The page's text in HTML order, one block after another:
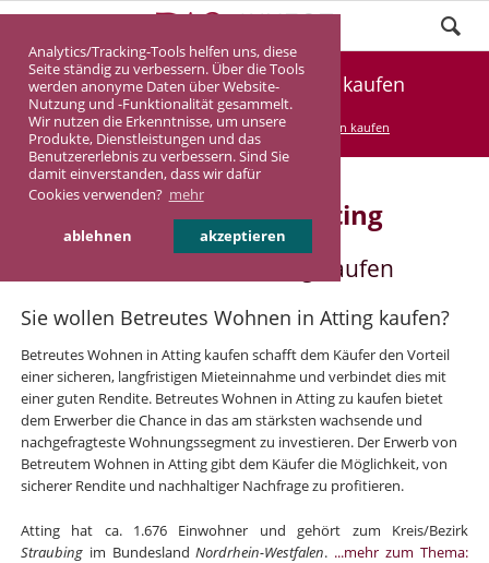
Analytics/Tracking-Tools helfen uns, diese
Seite ständig zu verbessern. Über die Tools
werden anonyme Daten über Website-
Nutzung und -Funktionalität gesammelt.
Wir nutzen die Erkenntnisse, um unsere
Produkte, Dienstleistungen und das
Benutzererlebnis zu verbessern. Sind Sie
damit einverstanden, dass wir dafür
Cookies verwenden? mehr
ablehnen akzeptieren
Betreutes Wohnen in Atting kaufen
DASINVEST Service Betreutes Wohnen kaufen
Betreutes Wohnen in Atting
Betreutes Wohnen in Atting kaufen
Sie wollen Betreutes Wohnen in Atting kaufen?
Betreutes Wohnen in Atting kaufen schafft dem Käufer den Vorteil
einer sicheren, langfristigen Mieteinnahme und verbindet dies mit
einer guten Rendite. Betreutes Wohnen in Atting zu kaufen bietet
dem Erwerber die Chance in das am stärksten wachsende und
nachgefragteste Wohnungssegment zu investieren. Der Erwerb von
Betreutem Wohnen in Atting gibt dem Käufer die Möglichkeit, von
sicherer Rendite und nachhaltiger Nachfrage zu profitieren.
Atting hat ca. 1.676 Einwohner und gehört zum Kreis/Bezirk
Straubingim BundeslandNordrhein-Westfalen. ...mehr zum Thema: